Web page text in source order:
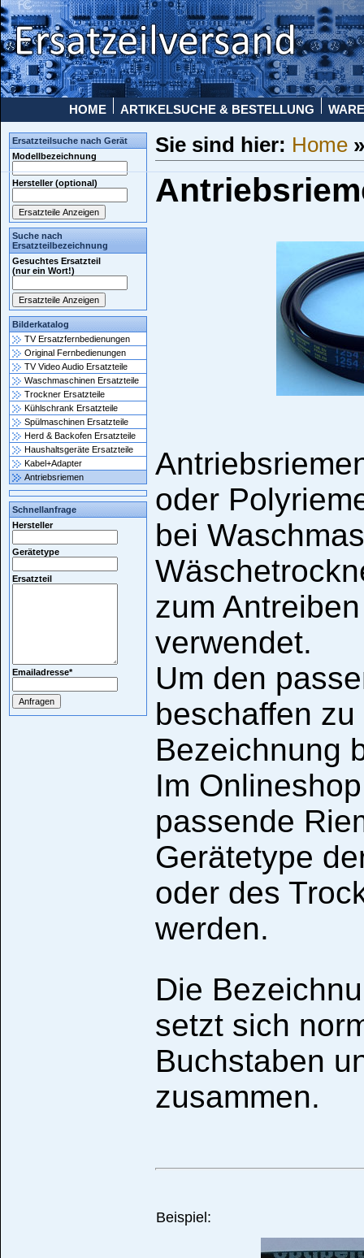
HOME ARTIKELSUCHE & BESTELLUNG
Ersatzteilsuche nach Gerät
Modellbezeichnung
Hersteller (optional)
Suche nach
Ersatzteilbezeichnung
Gesuchtes Ersatzteil
(nur ein Wort!)
Bilderkatalog
TV Ersatzfernbedienungen
Original Fernbedienungen
TV Video Audio Ersatzteile
Waschmaschinen Ersatzteile
Trockner Ersatzteile
Kühlschrank Ersatzteile
Spülmaschinen Ersatzteile
Herd & Backofen Ersatzteile
Haushaltsgeräte Ersatzteile
Kabel+Adapter
Antriebsriemen
Schnellanfrage
Hersteller
Gerätetype
Ersatzteil
Emailadresse*
Sie sind hier: Home
oder
bei
zum
verwendet.
Um den
beschaffen
Bezeichnung
Im
passende
Gerätetype
oder des
werden.
Die
setzt sich
Buchstaben
zusammen.
Beispiel: